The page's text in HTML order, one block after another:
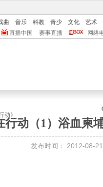
曲 音乐 科教 青少 文化
艺术
直播中国 赛事直播 网络
动》
行动（1）浴血柬
发布时间： 2012-08-